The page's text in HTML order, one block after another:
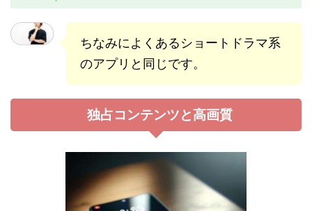
ちなみによくあるショートドラマ系
のアプリと同じです。
独占コンテンツと高画質